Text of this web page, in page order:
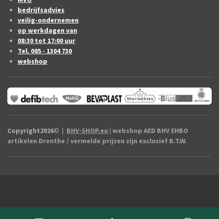
bedrijfsadvies
veilig-ondernemen
op werkdagen van
08:30 tot 17:00 uur
Tel. 085 - 1304 730
webshop
Copyright2026© | BHV-SHOP.eu | webshop AED BHV EHBO
artikelen Drenthe / vermelde prijzen zijn exclusief B.T.W.